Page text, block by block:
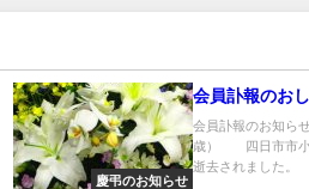
慶弔のお知らせ
会員訃報のお
会員訃報のお
歳） 四日市市小
逝去されました。